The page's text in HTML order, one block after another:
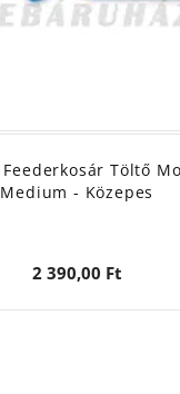
Töltő
Medium - Közepes
2 390,00 Ft